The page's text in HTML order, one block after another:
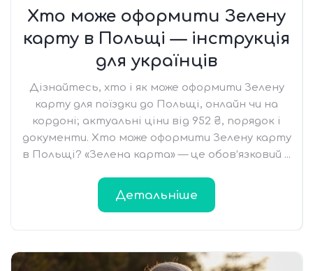
Хто може оформити Зелену
карту в Польщі — інструкція
для українців
Дізнайтесь, хто і як може оформити Зелену
карту для поїздки до Польщі, онлайн чи на
кордоні; актуальні ціни від 952 ₴, порядок і
документи. Хто може оформити Зелену карту
в Польщі? «Зелена карта» — це обов’язковий ...
Детальніше